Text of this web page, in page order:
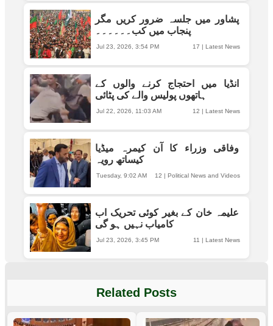
پشاور میں جلسہ ضرور کریں مگر
پنجاب میں کب۔۔۔۔۔۔
17 | Latest News
Jul 23, 2026, 3:54 PM
انڈیا میں احتجاج کرنے والوں کے
ہاتھوں پولیس والے کی پٹائی
12 | Latest News
Jul 22, 2026, 11:03 AM
وفاقی وزراء کا آن کیمرہ میڈیا
کیساتھ رویہ
12 | Political News and Videos
Tuesday, 9:02 AM
علیمہ خان کے بغیر کوئی تحریک اب
کامیاب نہیں ہو گی
11 | Latest News
Jul 23, 2026, 3:45 PM
Related Posts